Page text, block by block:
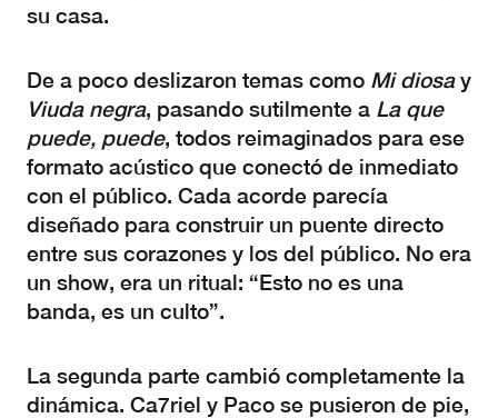
su casa.
De a poco deslizaron temas como Mi diosay
Viuda negra, pasando sutilmente a La que
puede, puede, todos reimaginados para ese
formato acústico que conectó de inmediato
con el público. Cada acorde parecía
diseñado para construir un puente directo
entre sus corazones y los del público. No era
un show, era un ritual: “Esto no es una
banda, es un culto”.
La segunda parte cambió completamente la
dinámica. Ca7riel y Paco se pusieron de pie,